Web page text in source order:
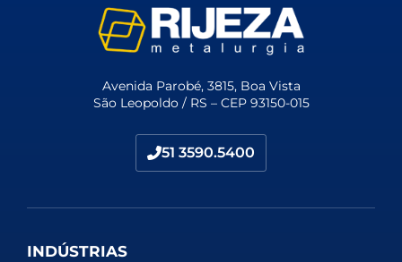
Avenida Parobé, 3815, Boa Vista
São Leopoldo / RS – CEP 93150-015
51 3590.5400
INDÚSTRIAS